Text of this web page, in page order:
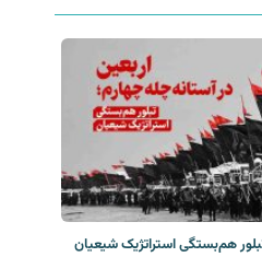
هم‌بستگی استراتژیک شیعیان